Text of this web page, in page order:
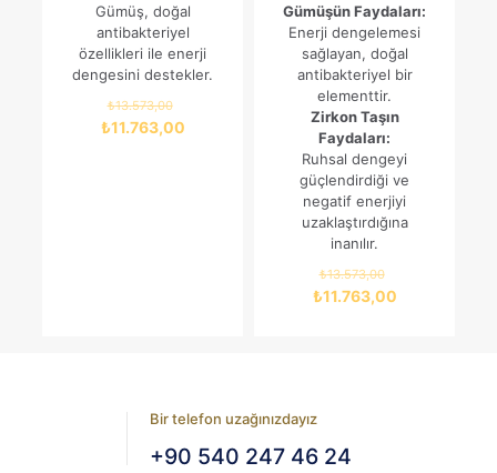
Gümüş, doğal
antibakteriyel
özellikleri ile enerji
dengesini destekler.
₺13.573,00
fiyat:
₺11.763,00Şu
Gümüşün Faydaları:
Enerji dengelemesi
sağlayan, doğal
antibakteriyel bir
elementtir.
Zirkon Taşın
Faydaları:
Ruhsal dengeyi
güçlendirdiği ve
negatif enerjiyi
uzaklaştırdığına
inanılır.
₺13.573,00
fiyat:
₺11.763,00Şu
Bir telefon uzağınızdayız
+90 540 247 46 24